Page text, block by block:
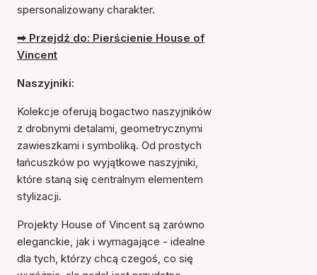
spersonalizowany charakter.
➡ Przejdź do: Pierścienie House of
Vincent
Naszyjniki:
Kolekcje oferują bogactwo naszyjników
z drobnymi detalami, geometrycznymi
zawieszkami i symboliką. Od prostych
łańcuszków po wyjątkowe naszyjniki,
które staną się centralnym elementem
stylizacji.
Projekty House of Vincent są zarówno
eleganckie, jak i wymagające - idealne
dla tych, którzy chcą czegoś, co się